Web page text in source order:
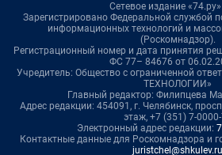
Сетевое издание
Зарегистрировано Федеральной службой
информационных технологий и
(Роскомнадзор).
Регистрационный номер и дата принятия
ФС 77– 84676 от
Учредитель: Общество с ограниченной
ТЕХНОЛОГИИ»
Главный редактор: Филипцева
Адрес редакции: 454091, г. Челябинск,
этаж, +7 (351) 7-
Электронный адрес редакции:
Контактные данные для Роскомнадзора и
juristchel@shkulev.ru